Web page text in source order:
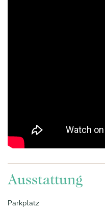
Ausstattung
Parkplatz